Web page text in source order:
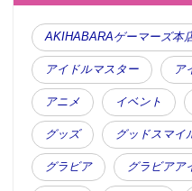
AKIHABARAゲーマーズ本
アイドルマスター ア
アニメ イベント
グッズ グッドスマイ
グラビア グラビアア